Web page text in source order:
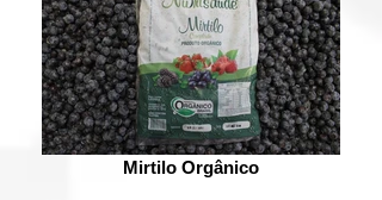
Mirtilo Orgânico